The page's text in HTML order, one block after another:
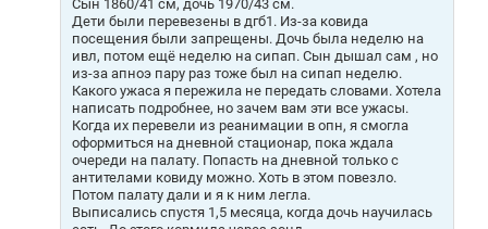
Сын 1860/41 см, дочь 1970/43 см.
Дети были перевезены в дгб1. Из-за ковида
посещения были запрещены. Дочь была неделю на
ивл, потом ещё неделю на сипап. Сын дышал сам , но
из-за апноэ пару раз тоже был на сипап неделю.
Какого ужаса я пережила не передать словами. Хотела
написать подробнее, но зачем вам эти все ужасы.
Когда их перевели из реанимации в опн, я смогла
оформиться на дневной стационар, пока ждала
очереди на палату. Попасть на дневной только с
антителами ковиду можно. Хоть в этом повезло.
Потом палату дали и я к ним легла.
Выписались спустя 1,5 месяца, когда дочь научилась